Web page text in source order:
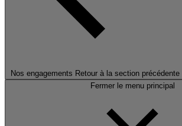
Nos engagements Retour à la section précédente
Fermer le menu principal